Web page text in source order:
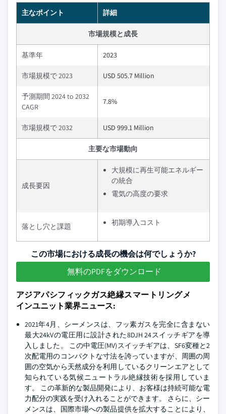
主なポイント 詳細
市場規模と成長
基準年 2023
市場規模で 2023 USD 505.7 Million
予測期間 2024 to 2032
CAGR
7.8%
市場規模で 2032 USD 999.1 Million
主要な市場動向
成長要因
大規模に再生可能エネルギー
の統合
電気の高度の要求
落とし穴と課題 初期導入コスト
この市場における成長の機会は何でしょうか?
無料のPDFをダウンロード
アジアパシフィックガス絶縁スマートリングメ
インユニット業界ニュース:
2021年4月、シーメンスは、フッ素ガスを完全に含まない
最大24kVの電圧用に設計された8DJH 24スイッチギアを導
入しました。 この中電圧(MV)スイッチギアは、SF6変種と2
次配電用のコンパクトな寸法を誇っていますが、周囲の周
囲の空気から天然成分を利用しているクリーンエアとして
知られている気候ニュートラル絶縁技術を採用していま
す。 この革新的な製品開発により、お客様は持続可能な電
力配分の実践を受け入れることができます。 さらに、シー
メンスは、国際市場への製品提供を拡大することにより、